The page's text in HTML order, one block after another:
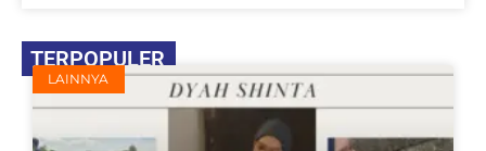
TERPOPULER
LAINNYA